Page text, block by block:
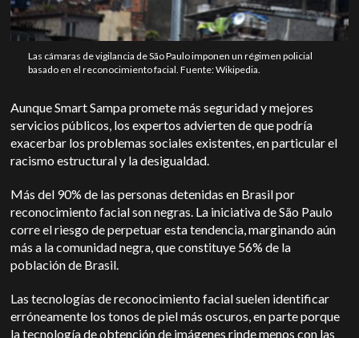
Las cámaras de vigilancia de São Paulo imponen un régimen policial
basado en el reconocimiento facial. Fuente: Wikipedia.
Aunque Smart Sampa promete más seguridad y mejores
servicios públicos, los expertos advierten de que podría
exacerbar los problemas sociales existentes, en particular el
racismo estructural y la desigualdad.
Más del 90% de las personas detenidas en Brasil por
reconocimiento facial son negras. La iniciativa de São Paulo
corre el riesgo de perpetuar esta tendencia, marginando aún
más a la comunidad negra, que constituye 56% de la
población de Brasil.
Las tecnologías de reconocimiento facial suelen identificar
erróneamente los tonos de piel más oscuros, en parte porque
la tecnología de obtención de imágenes rinde menos con las